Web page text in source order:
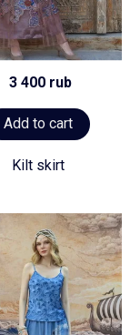
3 400 rub
Add to cart
Kilt skirt